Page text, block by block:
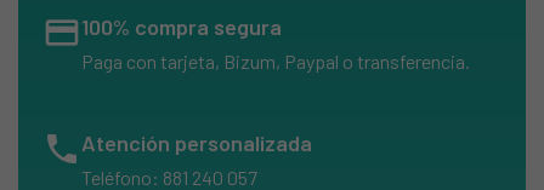
credit_card100% compra segura
Paga con tarjeta, Bizum, Paypal o transferencia.
phone Atención personalizada
Teléfono: 881 240 057